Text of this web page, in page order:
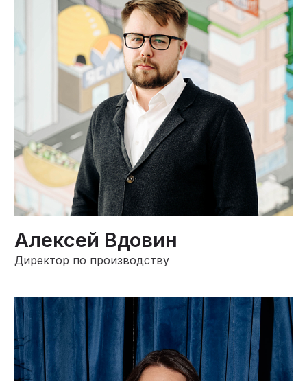
Алексей Вдовин
Директор по производству